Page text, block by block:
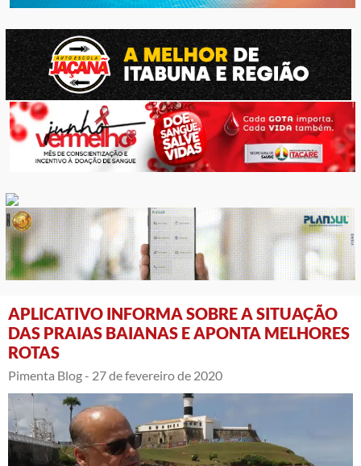
APLICATIVO INFORMA SOBRE A SITUAÇÃO
DAS PRAIAS BAIANAS E APONTA MELHORES
ROTAS
Pimenta Blog - 27 de fevereiro de 2020